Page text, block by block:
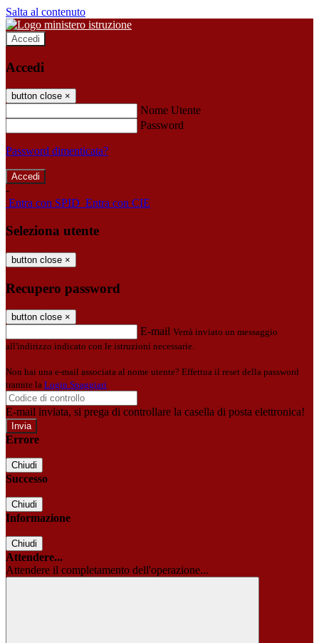
Salta al contenuto
Accedi
Accedi
button close ×
Nome Utente
Password
Password dimenticata?
-
Entra con SPID Entra con CIE
Seleziona utente
button close ×
Recupero password
button close ×
E-mail Verrà inviato un messaggio
all'indirizzo indicato con le istruzioni necessarie.
Non hai una e-mail associata al nome utente? Effettua il reset della password
tramite la Login Spaggiari
E-mail inviata, si prega di controllare la casella di posta elettronica!
Errore
Chiudi
Successo
Chiudi
Informazione
Chiudi
Attendere...
Attendere il completamento dell'operazione...